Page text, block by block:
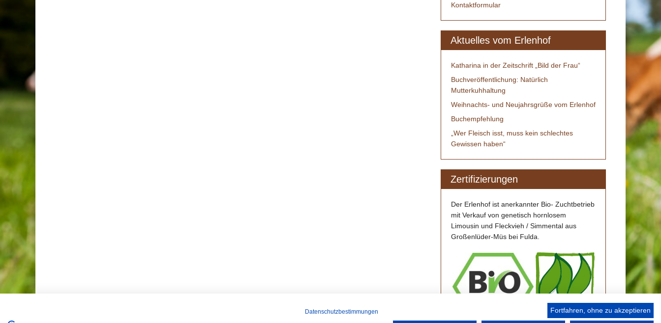
Kontaktformular
Aktuelles vom Erlenhof
Katharina in der Zeitschrift „Bild der Frau“
Buchveröffentlichung: Natürlich
Mutterkuhhaltung
Weihnachts- und Neujahrsgrüße vom Erlenhof
Buchempfehlung
„Wer Fleisch isst, muss kein schlechtes
Gewissen haben“
Zertifizierungen
Der Erlenhof ist anerkannter Bio- Zuchtbetrieb
mit Verkauf von genetisch hornlosem
Limousin und Fleckvieh / Simmental aus
Großenlüder-Müs bei Fulda.
Fortfahren, ohne zu akzeptieren
Datenschutzbestimmungen